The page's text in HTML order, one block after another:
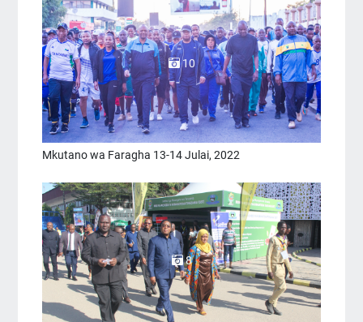
10
Mkutano wa Faragha 13-14 Julai, 2022
8